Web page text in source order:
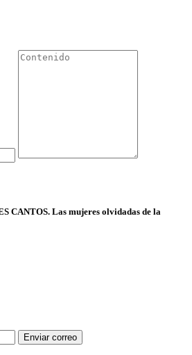
CANTOS. Las mujeres olvidadas de la
Enviar correo